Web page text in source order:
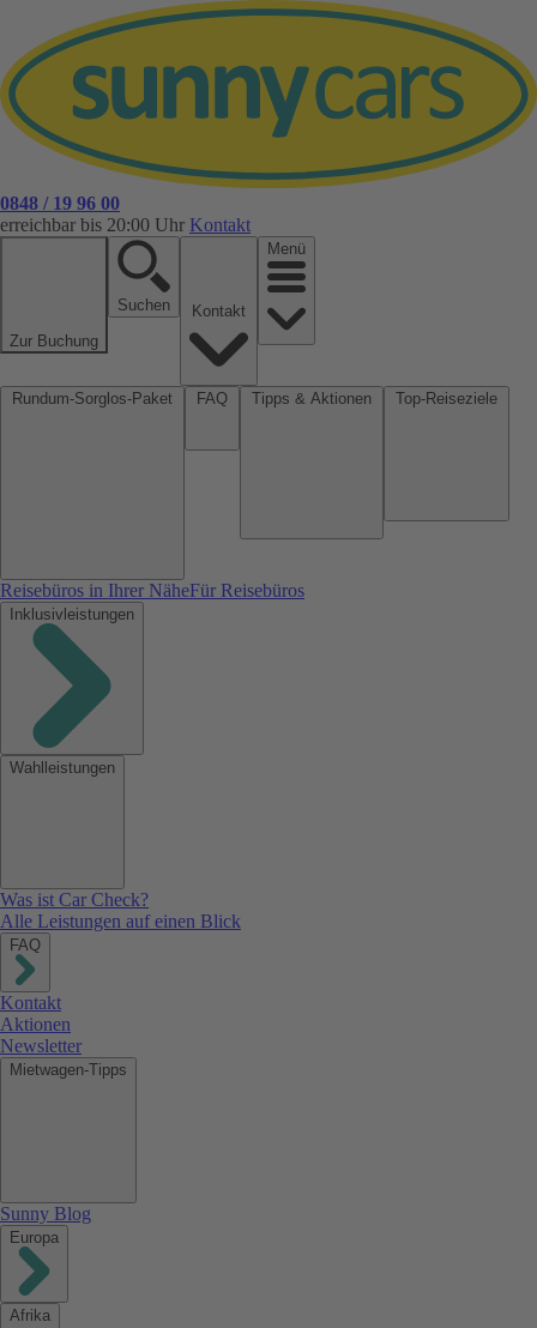
0848 / 19 96 00
erreichbar bis 20:00 Uhr Kontakt
Zur Buchung
Suchen
Menü
Reisebüros in Ihrer NäheFür Reisebüros
Inklusivleistungen
Wahlleistungen
Was ist Car Check?
Alle Leistungen auf einen Blick
FAQ
Kontakt
Aktionen
Newsletter
Mietwagen-Tipps
Sunny Blog
Europa
Afrika